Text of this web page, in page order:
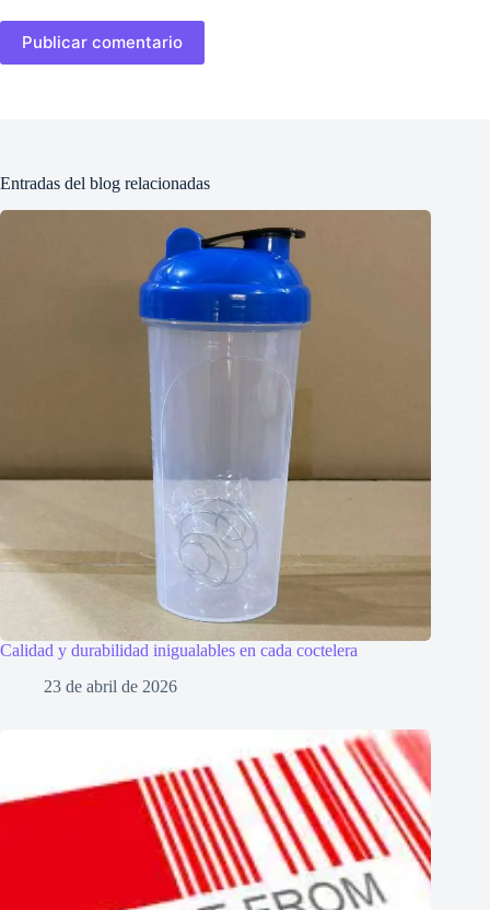
Publicar comentario
Entradas del blog relacionadas
Calidad y durabilidad inigualables en cada coctelera
23 de abril de 2026